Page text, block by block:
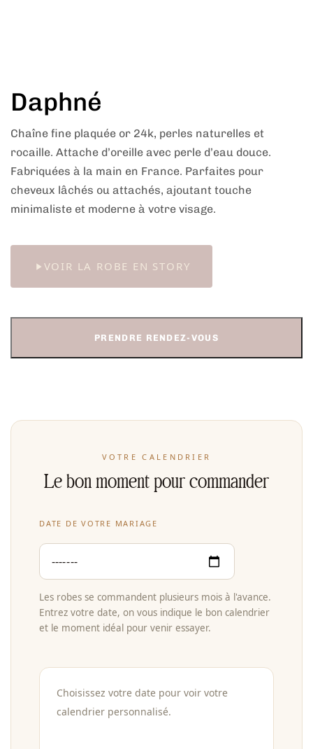
Daphné
Chaîne fine plaquée or 24k, perles naturelles et
rocaille. Attache d’oreille avec perle d’eau douce.
Fabriquées à la main en France. Parfaites pour
cheveux lâchés ou attachés, ajoutant touche
minimaliste et moderne à votre visage.
VOIR LA ROBE EN STORY
PRENDRE RENDEZ-VOUS
VOTRE CALENDRIER
Le bon moment pour commander
DATE DE VOTRE MARIAGE
Les robes se commandent plusieurs mois à l'avance.
Entrez votre date, on vous indique le bon calendrier
et le moment idéal pour venir essayer.
Choisissez votre date pour voir votre
calendrier personnalisé.